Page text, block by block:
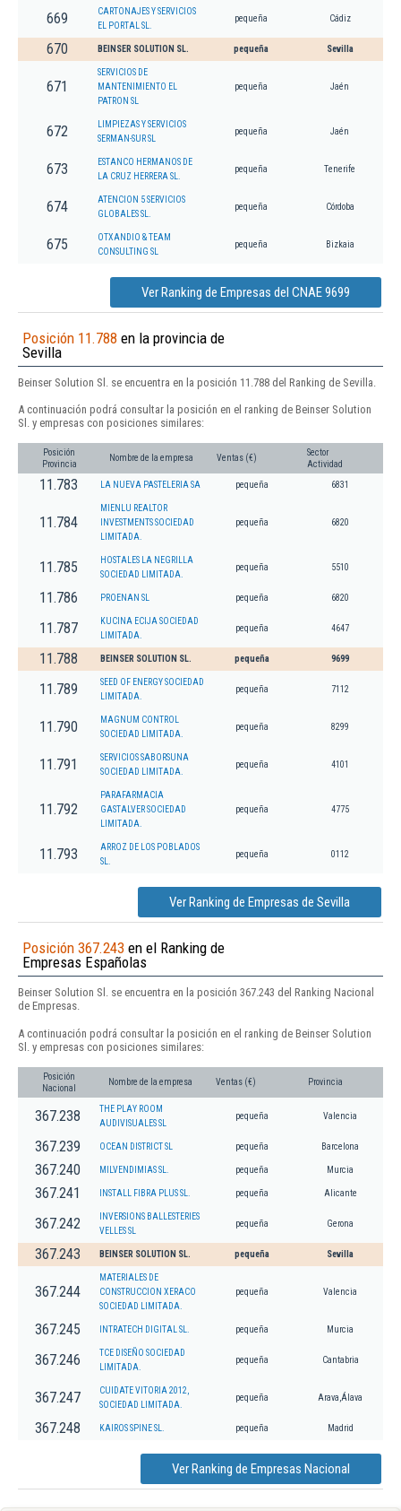
669
CARTONAJES Y SERVICIOS
EL PORTAL SL.
pequeña Cádiz
670 BEINSER SOLUTION SL. pequeña Sevilla
671
SERVICIOS DE
MANTENIMIENTO EL
PATRON SL
pequeña Jaén
672
LIMPIEZAS Y SERVICIOS
SERMAN-SUR SL
pequeña Jaén
673
ESTANCO HERMANOS DE
LA CRUZ HERRERA SL.
pequeña Tenerife
674
ATENCION 5 SERVICIOS
GLOBALES SL.
pequeña Córdoba
675
OTXANDIO & TEAM
CONSULTING SL
pequeña Bizkaia
Ver Ranking de Empresas del CNAE 9699
Posición 11.788 en la provincia de
Sevilla
Beinser Solution Sl. se encuentra en la posición 11.788 del Ranking de Sevilla.
A continuación podrá consultar la posición en el ranking de Beinser Solution
Sl. y empresas con posiciones similares:
Posición
Provincia
Nombre de la empresa Ventas (€)
Sector
Actividad
11.783 LA NUEVA PASTELERIA SA pequeña 6831
11.784
MIENLU REALTOR
INVESTMENTS SOCIEDAD
LIMITADA.
pequeña 6820
11.785
HOSTALES LA NEGRILLA
SOCIEDAD LIMITADA.
pequeña 5510
11.786 PROENAN SL pequeña 6820
11.787
KUCINA ECIJA SOCIEDAD
LIMITADA.
pequeña 4647
11.788 BEINSER SOLUTION SL. pequeña 9699
11.789
SEED OF ENERGY SOCIEDAD
LIMITADA.
pequeña 7112
11.790
MAGNUM CONTROL
SOCIEDAD LIMITADA.
pequeña 8299
11.791
SERVICIOS SABORSUNA
SOCIEDAD LIMITADA.
pequeña 4101
11.792
PARAFARMACIA
GASTALVER SOCIEDAD
LIMITADA.
pequeña 4775
11.793
ARROZ DE LOS POBLADOS
SL.
pequeña 0112
Ver Ranking de Empresas de Sevilla
Posición 367.243 en el Ranking de
Empresas Españolas
Beinser Solution Sl. se encuentra en la posición 367.243 del Ranking Nacional
de Empresas.
A continuación podrá consultar la posición en el ranking de Beinser Solution
Sl. y empresas con posiciones similares:
Posición
Nacional
Nombre de la empresa Ventas (€) Provincia
367.238
THE PLAY ROOM
AUDIVISUALES SL
pequeña Valencia
367.239 OCEAN DISTRICT SL pequeña Barcelona
367.240 MILVENDIMIAS SL. pequeña Murcia
367.241 INSTALL FIBRA PLUS SL. pequeña Alicante
367.242
INVERSIONS BALLESTERIES
VELLES SL
pequeña Gerona
367.243 BEINSER SOLUTION SL. pequeña Sevilla
367.244
MATERIALES DE
CONSTRUCCION XERACO
SOCIEDAD LIMITADA.
pequeña Valencia
367.245 INTRATECH DIGITAL SL. pequeña Murcia
367.246
TCE DISEÑO SOCIEDAD
LIMITADA.
pequeña Cantabria
367.247
CUIDATE VITORIA 2012,
SOCIEDAD LIMITADA.
pequeña Arava,Álava
367.248 KAIROS SPINE SL. pequeña Madrid
Ver Ranking de Empresas Nacional